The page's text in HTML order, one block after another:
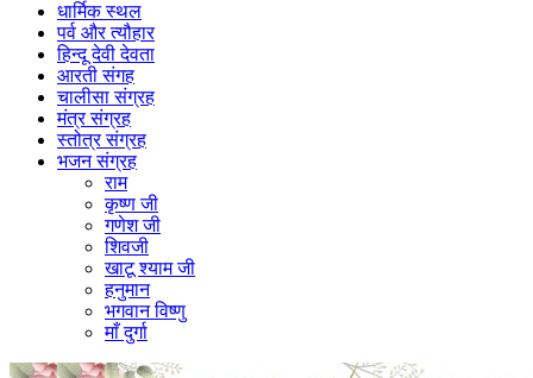
धार्मिक स्थल
पर्व और त्यौहार
हिन्दू देवी देवता
आरती संगह
चालीसा संग्रह
मंत्र संग्रह
स्तोत्र संग्रह
भजन संग्रह
राम
कृष्ण जी
गणेश जी
शिवजी
खाटू श्याम जी
हनुमान
भगवान विष्णु
माँ दुर्गा